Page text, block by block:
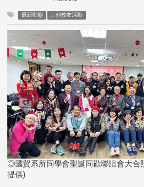
最新動態 其他校友活動
◎國貿系所同學會聖誕同歡聯誼會大合
提供)